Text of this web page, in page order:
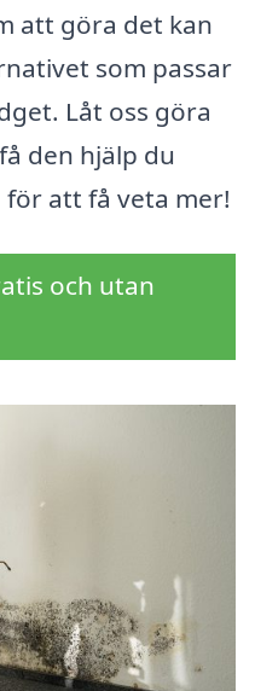
att göra det kan
som passar
Låt oss göra
den hjälp du
att få veta mer!
och utan